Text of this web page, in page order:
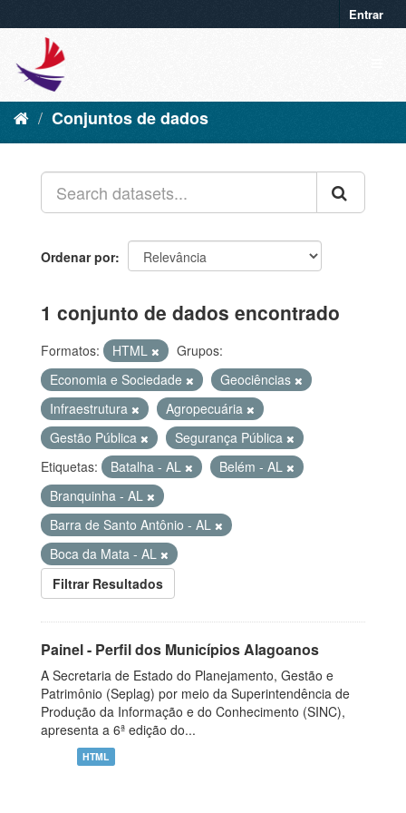
Entrar
Conjuntos de dados
Ordenar por
1 conjunto de dados encontrado
Formatos: HTML
Grupos:
Economia e Sociedade
Geociências
Infraestrutura
Agropecuária
Gestão Pública
Segurança Pública
Etiquetas:
Batalha - AL
Belém - AL
Branquinha - AL
Barra de Santo Antônio - AL
Boca da Mata - AL
Filtrar Resultados
Painel - Perfil dos Municípios Alagoanos
A Secretaria de Estado do Planejamento, Gestão e
Patrimônio (Seplag) por meio da Superintendência de
Produção da Informação e do Conhecimento (SINC),
apresenta a 6ª edição do...
HTML